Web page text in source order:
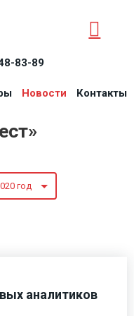
83-89
Новости Контакты
год
аналитиков